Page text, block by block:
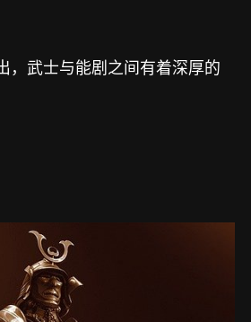
，武士与能剧之间有着深厚的